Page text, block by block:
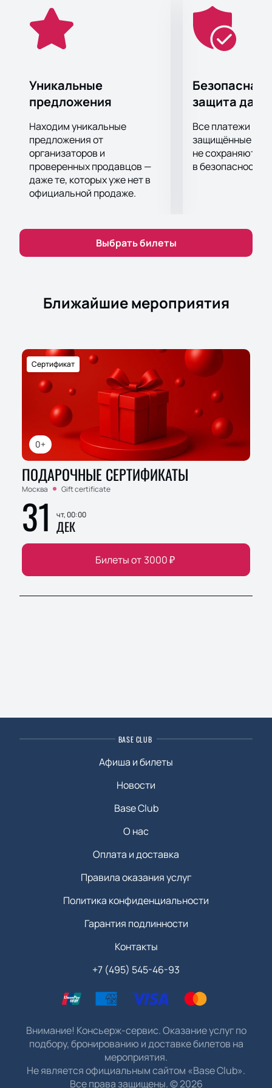
анекдоты и шутки подарят публике незабываемые
ощущения.
Песни группы – это всегда веселая задорная
музыка, сатиричные тексты на злобу дня,
импровизационного психоделического рока.
Каждый найдет в творчестве группы нужный им
настрой.
Купить билеты на концерт рок-группы «АукцЫон»
онлайн вы можете на нашем ресурсе. Мы реализуем
только подлинные билеты с возможностью обмена
и возврата.
Уникальные
предложения
Находим уникальные
предложения от
организаторов и
проверенных продавцов —
даже те, которых уже нет в
официальной продаже.
Безопасная
защита
Все платежи
защищённые
не сохраняются
в безопасности.
Выбрать билеты
Ближайшие мероприятия
0+
Сертификат
ПОДАРОЧНЫЕ СЕРТИФИКАТЫ
Москва Gift certificate
31 чт, 00:00
ДЕК
Билеты от 3000₽
BASE CLUB
Афиша и билеты
Новости
Base Club
О нас
Оплата и доставка
Правила оказания услуг
Политика конфиденциальности
Гарантия подлинности
Контакты
+7 (495) 545-46-93
Внимание! Консьерж-сервис. Оказание услуг по
подбору, бронированию и доставке билетов на
мероприятия.
Не является официальным сайтом «Base Club».
Все права защищены.©2026